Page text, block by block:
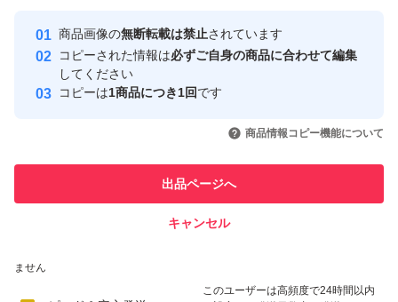
安心取引出品者
心・安全なユーザーです
取引実績
引を完了させた実績があります
での取引実績があります
ません
このユーザーは高頻度で24時間以内
商品画像の無断転載は禁止されています
コピーされた情報は必ずご自身の商品に合わせて編集
してください
コピーは1商品につき1回です
商品情報コピー機能について
出品ページへ
キャンセル